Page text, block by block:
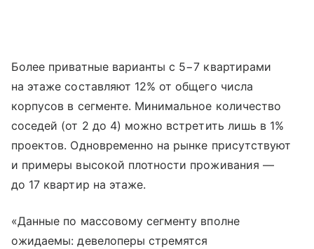
Более приватные варианты с 5−7 квартирами
на этаже составляют 12% от общего числа
корпусов в сегменте. Минимальное количество
соседей (от 2 до 4) можно встретить лишь в 1%
проектов. Одновременно на рынке присутствуют
и примеры высокой плотности проживания —
до 17 квартир на этаже.
«Данные по массовому сегменту вполне
ожидаемы: девелоперы стремятся